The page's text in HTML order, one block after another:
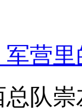
营里
队